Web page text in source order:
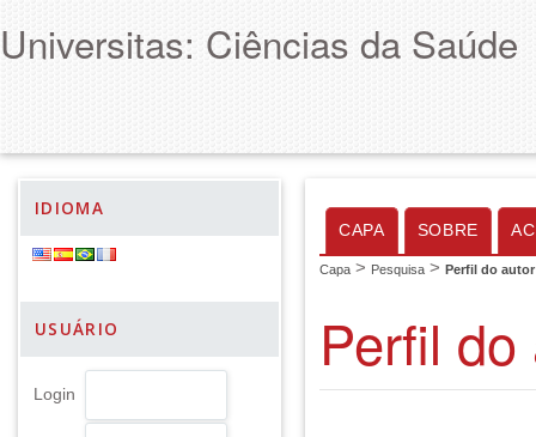
Universitas: Ciências da Saúde
IDIOMA
USUÁRIO
Login
CAPA SOBRE
Capa > Pesquisa > Perfil do autor
Perfil